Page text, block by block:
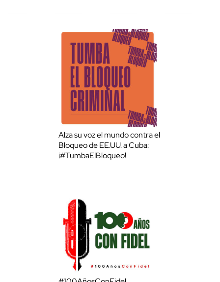
Alza su voz el mundo contra el
Bloqueo de EE.UU. a Cuba:
¡#TumbaElBloqueo!